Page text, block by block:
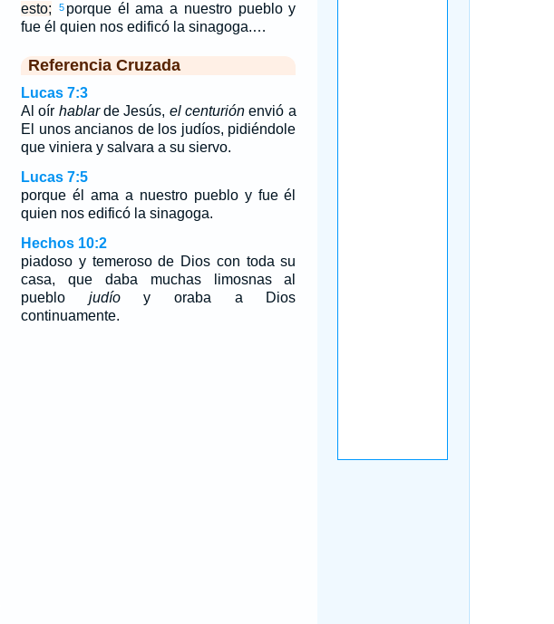
esto;
5 porque él ama a nuestro pueblo y
fue él quien nos edificó la sinagoga.…
Referencia Cruzada
Lucas 7:3
Al oír hablarde Jesús, el centuriónenvió a
El unos ancianos de los judíos, pidiéndole
que viniera y salvara a su siervo.
Lucas 7:5
porque él ama a nuestro pueblo y fue él
quien nos edificó la sinagoga.
Hechos 10:2
piadoso y temeroso de Dios con toda su
casa, que daba muchas limosnas al
pueblo judíoy oraba a Dios
continuamente.